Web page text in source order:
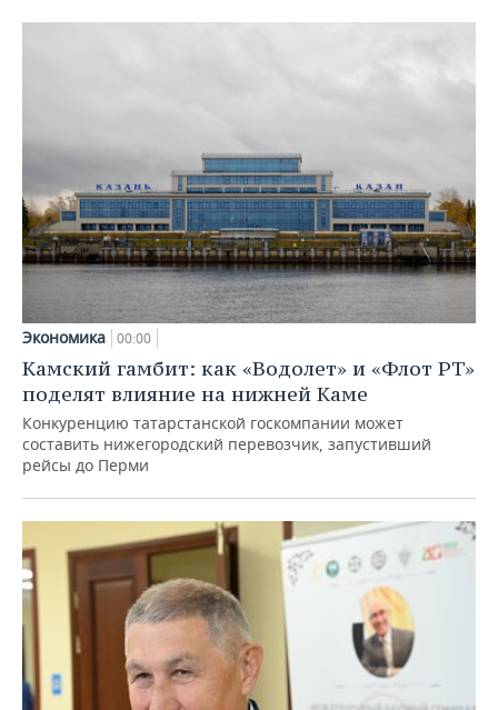
Экономика 00:00
Камский гамбит: как «Водолет» и «Флот РТ»
поделят влияние на нижней Каме
Конкуренцию татарстанской госкомпании может
составить нижегородский перевозчик, запустивший
рейсы до Перми